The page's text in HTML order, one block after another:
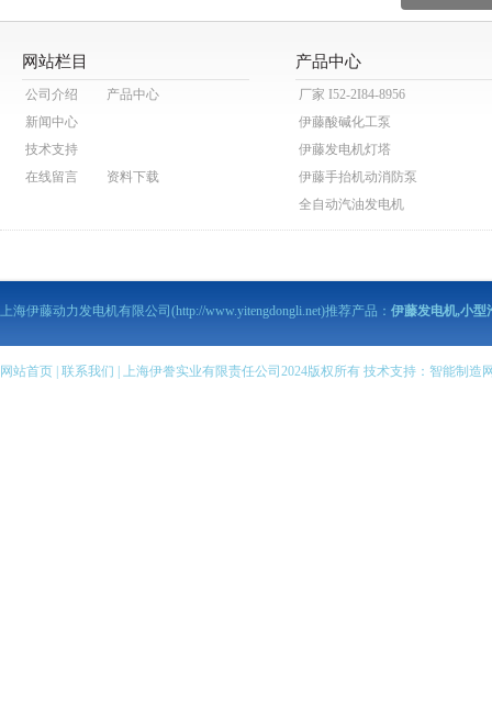
网站栏目
公司介绍
产品中心
新闻中心
技术支持
在线留言
资料下载
产品中心
厂家 I52-2I84-8956
伊藤酸碱化工泵
伊藤发电机灯塔
伊藤手抬机动消防泵
全自动汽油发电机
伊藤动力泥浆泵
伊藤马路切割机
伊藤柴油发电机
伊藤汽油机抽水泵
上海伊藤动力发电机有限公司(http://www.yitengdongli.net)推荐产品： 伊藤发电机,小型
网站首页 | 联系我们 | 上海伊誊实业有限责任公司2024版权所有 技术支持： 智能制造